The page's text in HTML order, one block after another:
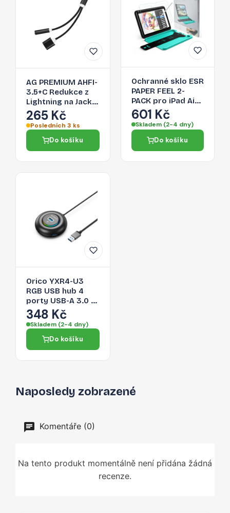
AG PREMIUM AHFI-
3.5+C Redukce z
Lightning na Jack
3,5/Lightning,
černá
265 Kč
Posledních 3 ks
Do košíku
Ochranné sklo ESR
PAPER FEEL 2-
PACK pro iPad Air
13" (1 / 2 / 3 2024-
2026) - clear
601 Kč
Skladem (2-4 dny)
Do košíku
Orico YXR4-U3
RGB USB hub 4
porty USB-A 3.0 s
audio/mikrofonním
portem 0,3 m –
černý
348 Kč
Skladem (2-4 dny)
Do košíku
Naposledy zobrazené
Komentáře (0)
Na tento produkt momentálně není přidána žádná
recenze.